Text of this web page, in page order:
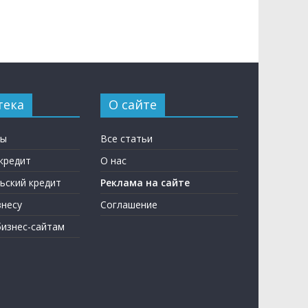
кредит
сайтам
О сайте
Все статьи
О нас
Реклама на сайте
Соглашение